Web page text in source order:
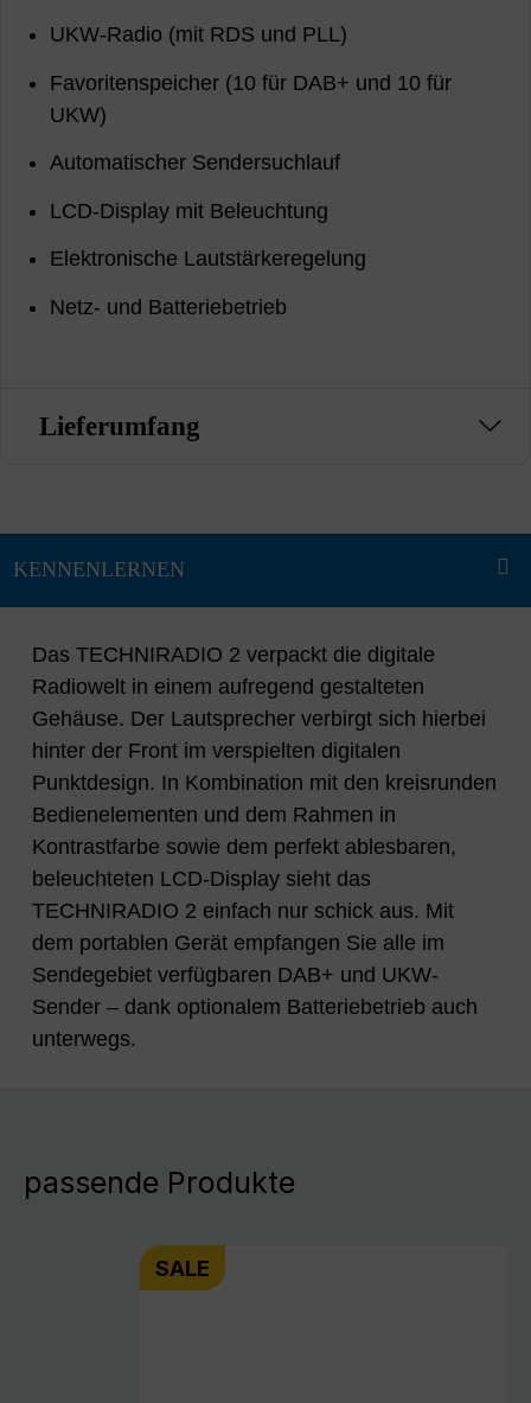
UKW-Radio (mit RDS und PLL)
Favoritenspeicher (10 für DAB+ und 10 für
UKW)
Automatischer Sendersuchlauf
LCD-Display mit Beleuchtung
Elektronische Lautstärkeregelung
Netz- und Batteriebetrieb
Lieferumfang
Das TECHNIRADIO 2 verpackt die digitale
Radiowelt in einem aufregend gestalteten
Gehäuse. Der Lautsprecher verbirgt sich hierbei
hinter der Front im verspielten digitalen
Punktdesign. In Kombination mit den kreisrunden
Bedienelementen und dem Rahmen in
Kontrastfarbe sowie dem perfekt ablesbaren,
beleuchteten LCD-Display sieht das
TECHNIRADIO 2 einfach nur schick aus. Mit
dem portablen Gerät empfangen Sie alle im
Sendegebiet verfügbaren DAB+ und UKW-
Sender – dank optionalem Batteriebetrieb auch
unterwegs.
passende Produkte
SALE